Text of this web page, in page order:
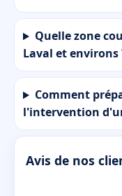
Quelle zone
Laval et environs
Comment
l'intervention
Avis de nos